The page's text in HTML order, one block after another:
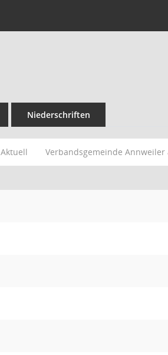
Niederschriften
Aktuell Verbandsgemeinde Annweiler